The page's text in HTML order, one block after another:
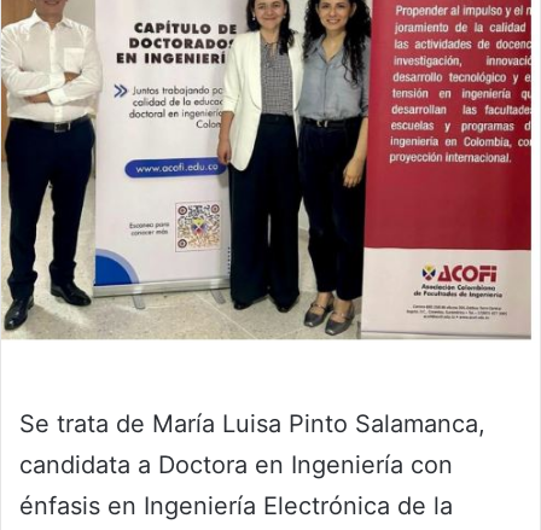
Se trata de María Luisa Pinto Salamanca,
candidata a Doctora en Ingeniería con
énfasis en Ingeniería Electrónica de la